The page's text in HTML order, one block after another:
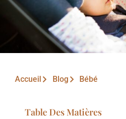
Accueil Blog Bébé
Table Des Matières